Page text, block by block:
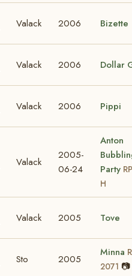
Valack 2006 Bizette
Valack 2006 Dollar
Valack 2006 Pippi
Valack
2005-
06-24
Anton
Party
H
Valack 2005 Tove
Sto 2005
Minna
2071 📷